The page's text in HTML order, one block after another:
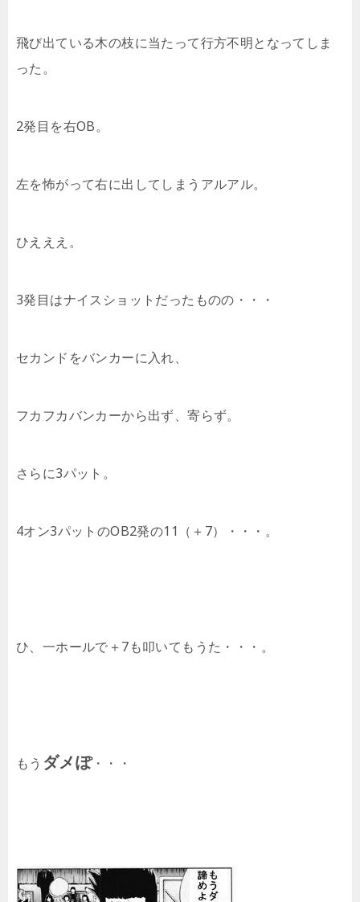
飛び出ている木の枝に当たって行方不明となってしま
った。
2発目を右OB。
左を怖がって右に出してしまうアルアル。
ひえええ。
3発目はナイスショットだったものの・・・
セカンドをバンカーに入れ、
フカフカバンカーから出ず、寄らず。
さらに3パット。
4オン3パットのOB2発の11（＋7）・・・。
ひ、一ホールで＋7も叩いてもうた・・・。
もう ダメぽ・・・